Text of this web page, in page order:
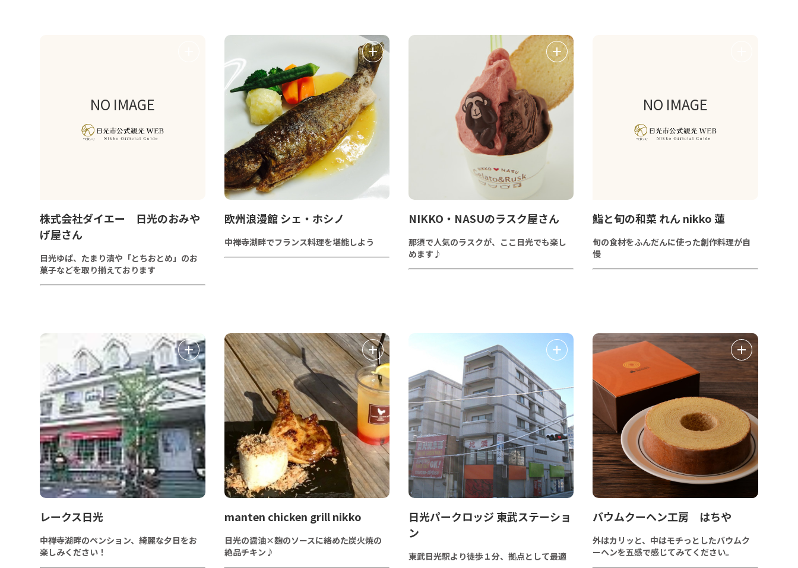
NO IMAGE
株式会社ダイエー 日光のおみや
げ屋さん
日光ゆば、たまり漬や「とちおとめ」のお
菓子などを取り揃えております
欧州浪漫館 シェ・ホシノ
中禅寺湖畔でフランス料理を堪能しよう
NIKKO・NASUのラスク屋さん
那須で人気のラスクが、ここ日光でも楽し
めます♪
NO IMAGE
鮨と旬の和菜 れん nikko 蓮
旬の食材をふんだんに使った創作料理が自
慢
レークス日光
中禅寺湖畔のペンション、綺麗な夕日をお
楽しみください！
manten chicken grill nikko
日光の醤油×麹のソースに絡めた炭火焼の
絶品チキン♪
日光パークロッジ 東武ステーショ
ン
東武日光駅より徒歩１分、拠点として最適
バウムクーヘン工房 はちや
外はカリッと、中はモチっとしたバウムク
ーヘンを五感で感じてみてください。